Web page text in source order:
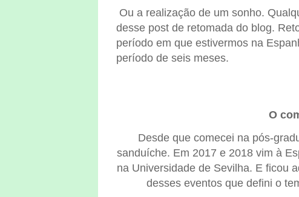
Ou a realização de um sonho.
desse post de retomada do blog.
período em que estivermos na
período de seis meses.
O
Desde que comecei na pós-
sanduíche. Em 2017 e 2018 vim à
na Universidade de Sevilha. E ficou
desses eventos que defini o